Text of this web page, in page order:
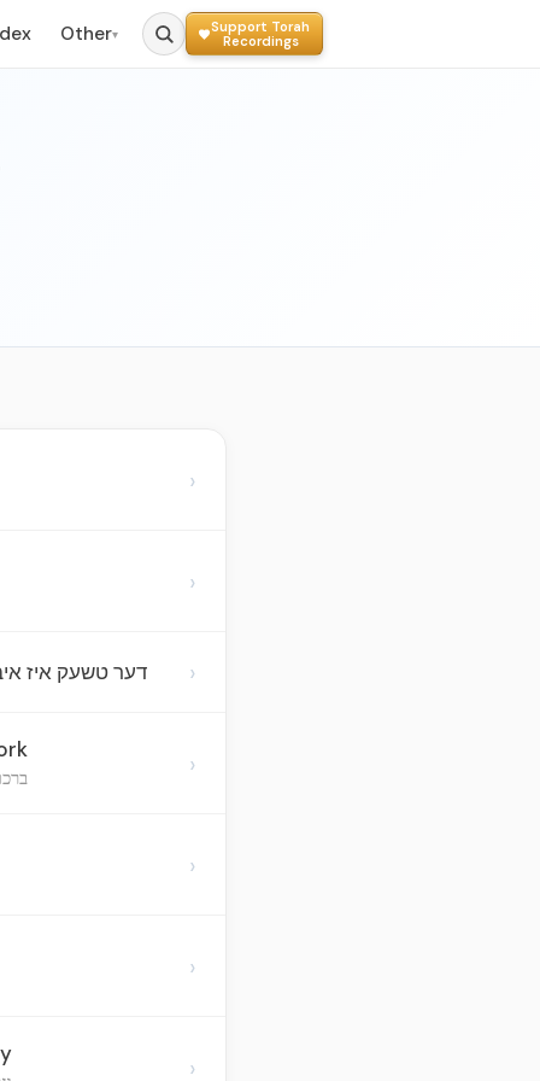
Other▾
Support Torah
Recordings
›
›
דער טשעק איז ›
›
›
›
›